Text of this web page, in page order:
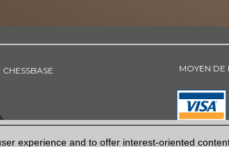
experience and to offer interest-oriented
MOYEN DE